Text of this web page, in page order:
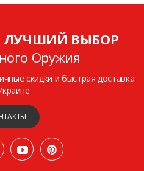
ЛУЧШИЙ ВЫБОР
Оружия
скидки и быстрая доставка